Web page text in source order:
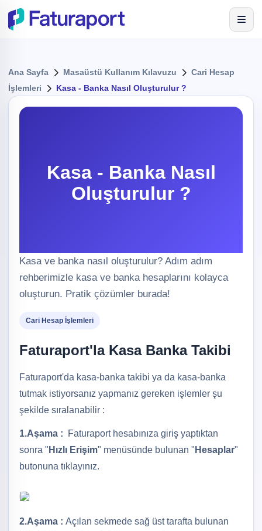
Ana Sayfa Masaüstü Kullanım Kılavuzu
Cari Hesap
İşlemleri
Kasa - Banka Nasıl Oluşturulur ?
Kasa - Banka Nasıl
Oluşturulur ?
Kasa ve banka nasıl oluşturulur? Adım adım
rehberimizle kasa ve banka hesaplarını kolayca
oluşturun. Pratik çözümler burada!
Cari Hesap İşlemleri
Faturaport'la Kasa Banka Takibi
Faturaport'da kasa-banka takibi ya da kasa-banka
tutmak istiyorsanız yapmanız gereken işlemler şu
şekilde sıralanabilir :
1.Aşama :
Faturaport hesabınıza giriş yaptıktan
sonra " Hızlı Erişim" menüsünde bulunan " Hesaplar"
butonuna tıklayınız.
2.Aşama : Açılan sekmede sağ üst tarafta bulunan